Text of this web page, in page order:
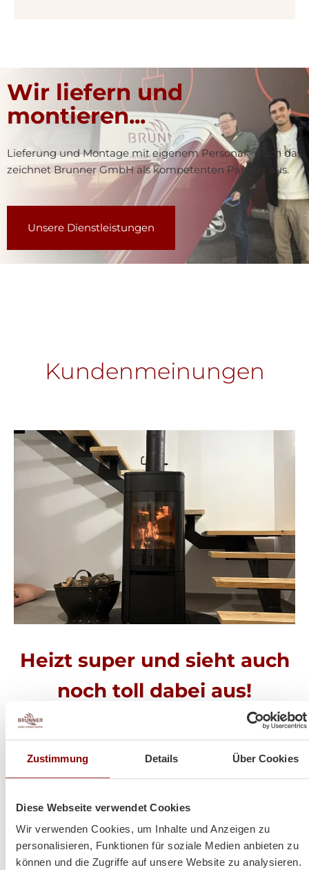
Zustimmung Details Über Cookies
Diese Webseite verwendet Cookies
Wir verwenden Cookies, um Inhalte und Anzeigen zu
personalisieren, Funktionen für soziale Medien anbieten zu
können und die Zugriffe auf unsere Website zu analysieren.
Wir liefern und
montieren...
Lieferung und Montage mit eigenem Personal - auch das
zeichnet Brunner GmbH als kompetenten Partner aus.
Unsere Dienstleistungen
Kundenmeinungen
Heizt super und sieht auch
noch toll dabei aus!
ich hoffe es geht Ihnen gut!
Der Ofen steht und es wurde schon ein paar Abende
Herzliche Grüße aus Volos (GR)
Lina